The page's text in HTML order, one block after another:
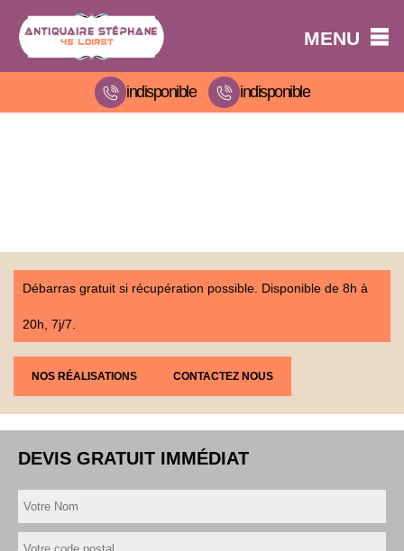
MENU
indisponible indisponible
Débarras gratuit si récupération possible. Disponible de 8h à
20h, 7j/7.
NOS RÉALISATIONS CONTACTEZ NOUS
DEVIS GRATUIT IMMÉDIAT